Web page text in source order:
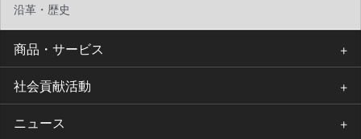
沿革・歴史
商品・サービス
社会貢献活動
ニュース